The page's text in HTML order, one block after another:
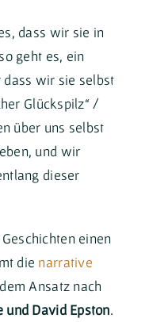
dass wir sie in
geht es, ein
dass wir sie selbst
Glückspilz“ /
über uns selbst
und wir
dieser
einen
die narrative
Ansatz nach
und David Epston.